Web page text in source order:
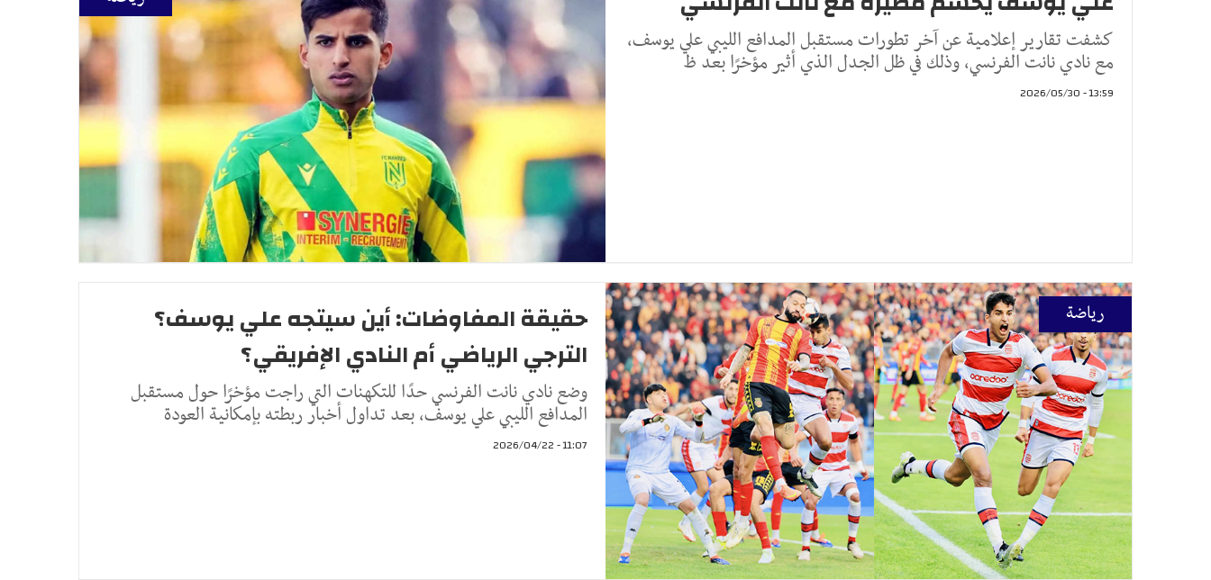
كشفت تقارير إعلامية عن آخر تطورات مستقبل المدافع الليبي علي يوسف،
مع نادي نانت الفرنسي، وذلك في ظل الجدل الذي أثير مؤخرًا بعد ظ
13:59 - 2026/05/30
رياضة
حقيقة المفاوضات: أين سيتجه علي يوسف؟
الترجي الرياضي أم النادي الإفريقي؟
وضع نادي نانت الفرنسي حدًا للتكهنات التي راجت مؤخرًا حول مستقبل
المدافع الليبي علي يوسف، بعد تداول أخبار ربطته بإمكانية العودة
11:07 - 2026/04/22